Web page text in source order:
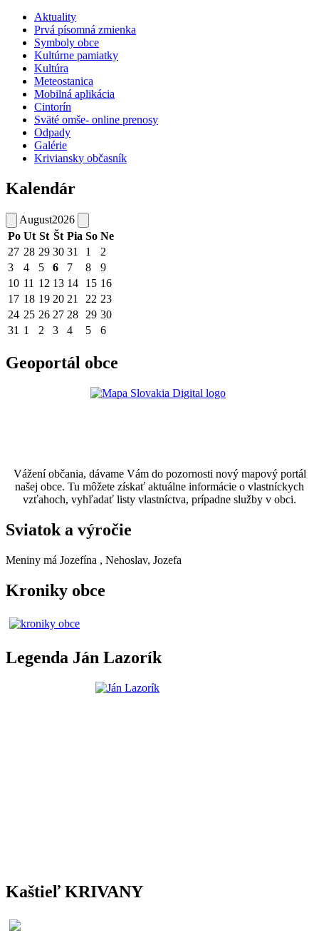
Aktuality
Prvá písomná zmienka
Symboly obce
Kultúrne pamiatky
Kultúra
Meteostanica
Mobilná aplikácia
Cintorín
Sväté omše- online prenosy
Odpady
Galérie
Kriviansky občasník
Kalendár
August2026
Po Ut St Št Pia So Ne
27 28 29 30 31 1
2
3
4 5 6 7 8
9
10 11 12 13 14 15 16
17 18 19 20 21 22 23
24 25 26 27 28 29 30
31 1 2 3 4 5 6
Geoportál obce
Vážení občania, dávame Vám do pozornosti nový mapový portál
našej obce. Tu môžete získať aktuálne informácie o vlastníckych
vzťahoch, vyhľadať listy vlastníctva, prípadne služby v obci.
Sviatok a výročie
Meniny má Jozefína , Nehoslav, Jozefa
Kroniky obce
Legenda Ján Lazorík
Kaštieľ KRIVANY